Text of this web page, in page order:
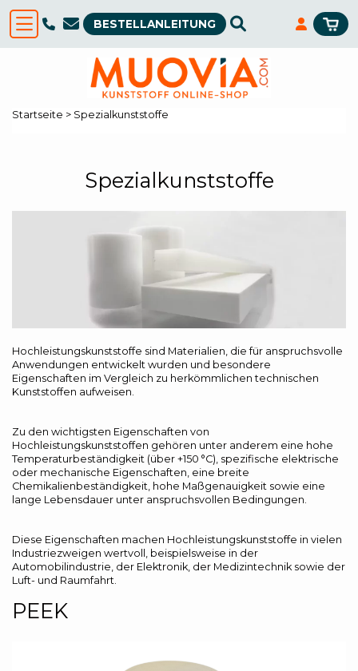
BESTELLANLEITUNG
Startseite > Spezialkunststoffe
Spezialkunststoffe
Hochleistungskunststoffe sind Materialien, die für anspruchsvolle
Anwendungen entwickelt wurden und besondere
Eigenschaften im Vergleich zu herkömmlichen technischen
Kunststoffen aufweisen.
Zu den wichtigsten Eigenschaften von
Hochleistungskunststoffen gehören unter anderem eine hohe
Temperaturbeständigkeit (über +150 °C), spezifische elektrische
oder mechanische Eigenschaften, eine breite
Chemikalienbeständigkeit, hohe Maßgenauigkeit sowie eine
lange Lebensdauer unter anspruchsvollen Bedingungen.
Diese Eigenschaften machen Hochleistungskunststoffe in vielen
Industriezweigen wertvoll, beispielsweise in der
Automobilindustrie, der Elektronik, der Medizintechnik sowie der
Luft- und Raumfahrt.
PEEK